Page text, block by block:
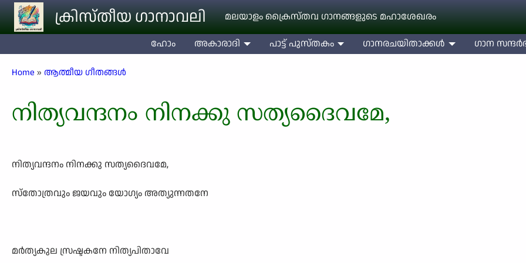
Skip to main contentക്രിസ്തീയ ഗാനാവലി മലയാളം ക്രൈസ്തവ ഗാനങ്ങളുടെ മഹാശേഖരം
ഹോം അകാരാദി പാട്ട് പുസ്തകം ഗാനരചയിതാക്കള്‍ ഗാന
Breadcrumb
Home ആത്മീയ ഗീതങ്ങൾ
നിത്യവന്ദനം നിനക്കു സത്യദൈവമേ,
നിത്യവന്ദനം നിനക്കു സത്യദൈവമേ,
സ്തോത്രവും ജയവും യോഗ്യം അത്യുന്നതനേ
മർത്യകുല സ്രഷ്ടകനേ നിത്യപിതാവേ